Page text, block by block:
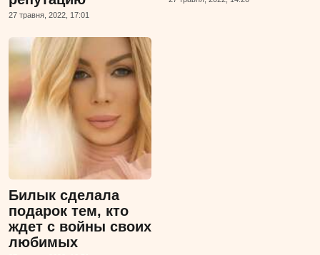
27 травня, 2022, 17:01
Билык сделала
подарок тем, кто
ждет с войны своих
любимых